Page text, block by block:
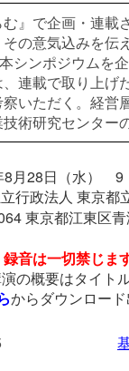
』で企画・連載
の意気込みを伝
シンポジウムを
連載で取り上げ
いただく。経営
術研究センター
8月28日（水）
行政法人 東京都
東京都江東区
録音は一切禁じ
の概要はタイト
からダウンロード